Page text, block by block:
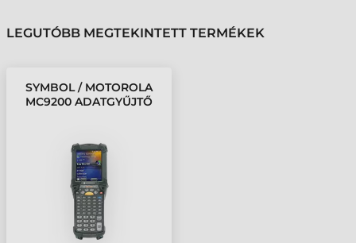
LEGUTÓBB MEGTEKINTETT TERMÉKEK
SYMBOL / MOTOROLA
MC9200 ADATGYŰJTŐ